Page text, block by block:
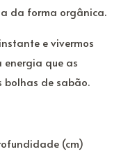
da forma orgânica.
e vivermos
energia que as
bolhas de sabão.
(cm)